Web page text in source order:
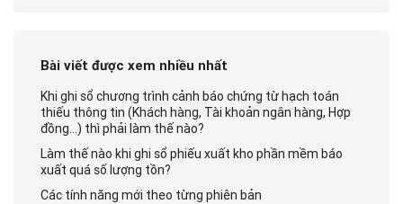
Bài viết được xem nhiều nhất
Khi ghi sổ chương trình cảnh báo chứng từ hạch toán
thiếu thông tin (Khách hàng, Tài khoản ngân hàng, Hợp
đồng…) thì phải làm thế nào?
Làm thế nào khi ghi sổ phiếu xuất kho phần mềm báo
xuất quá số lượng tồn?
Các tính năng mới theo từng phiên bản